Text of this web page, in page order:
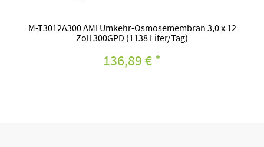
M-T3012A300 AMI Umkehr-Osmosemembran 3,0 x 12
Zoll 300GPD (1138 Liter/Tag)
136,89 €*